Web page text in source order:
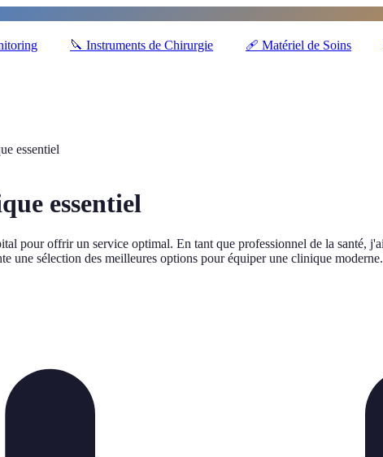
🔪 Instruments de Chirurgie 🩹 Matériel de Soins
essentiel
essentiel
pour offrir un service optimal. En tant que professionnel de la santé,
une sélection des meilleures options pour équiper une clinique